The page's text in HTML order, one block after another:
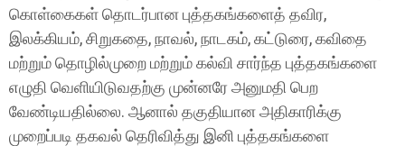
கொள்கைகள் தொடர்பான புத்தகங்களைத் தவிர,
இலக்கியம், சிறுகதை, நாவல், நாடகம், கட்டுரை, கவிதை
மற்றும் தொழில்முறை மற்றும் கல்வி சார்ந்த புத்தகங்களை
எழுதி வெளியிடுவதற்கு முன்னரே அனுமதி பெற
வேண்டியதில்லை. ஆனால் தகுதியான அதிகாரிக்கு
முறைப்படி தகவல் தெரிவித்து இனி புத்தகங்களை